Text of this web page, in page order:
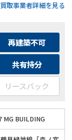
買取実績あり
買取事業者詳細を見る
再建築不可
共有持分
リースバック
MG BUILDING